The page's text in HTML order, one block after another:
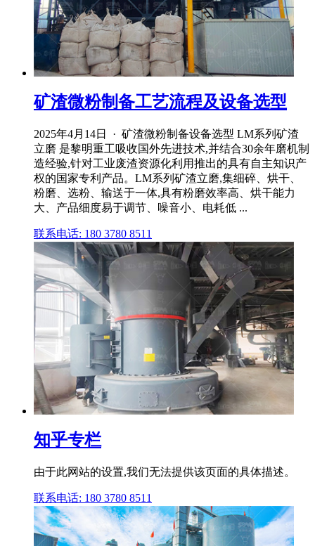
矿渣微粉制备工艺流程及设备选型
2025年4月14日 · 矿渣微粉制备设备选型 LM系列矿渣
立磨 是黎明重工吸收国外先进技术,并结合30余年磨机制
造经验,针对工业废渣资源化利用推出的具有自主知识产
权的国家专利产品。LM系列矿渣立磨,集细碎、烘干、
粉磨、选粉、输送于一体,具有粉磨效率高、烘干能力
大、产品细度易于调节、噪音小、电耗低 ...
联系电话: 180 3780 8511
知乎专栏
由于此网站的设置,我们无法提供该页面的具体描述。
联系电话: 180 3780 8511